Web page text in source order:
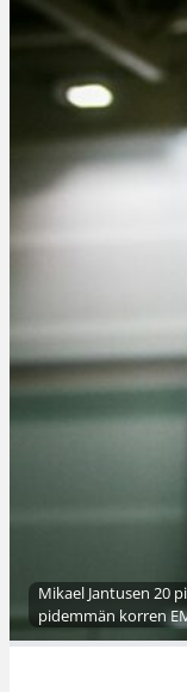
Mikael Jantusen 20
pidemmän korren